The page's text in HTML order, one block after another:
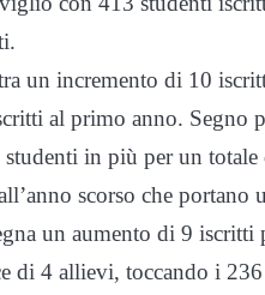
un incremento di 10
al primo anno. Segno
in più per un
scorso che
un aumento di 9 iscritti
di 4 allievi, toccando i